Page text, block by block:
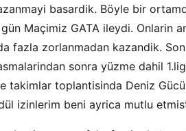
basardik. Böyle bir
Maçimiz GATA ileydi. Onlarin
fazla zorlanmadan kazandik.
sonra yüzme dahil
takimlar toplantisinda Deniz
izinlerim beni ayrica mutlu